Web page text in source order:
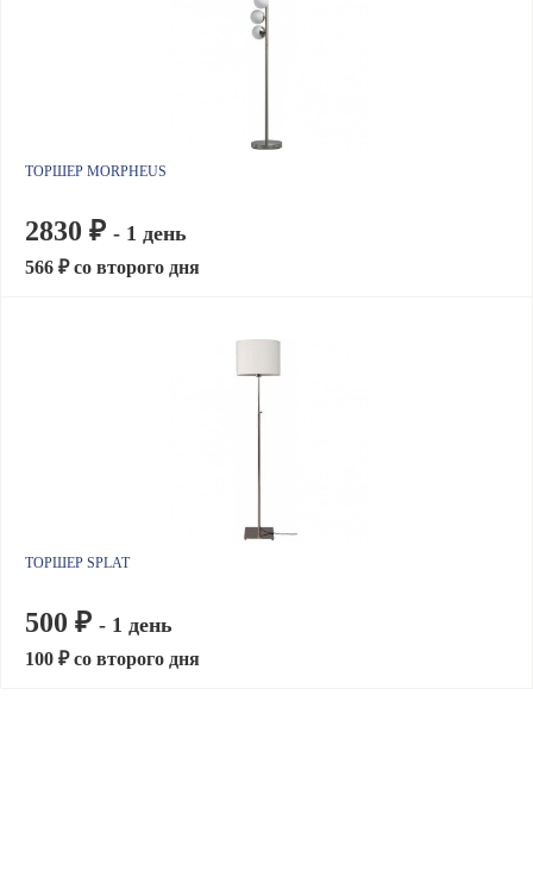
ТОРШЕР MORPHEUS
2830 ₽ - 1 день
566 ₽ со второго дня
ТОРШЕР SPLAT
500 ₽ - 1 день
100 ₽ со второго дня